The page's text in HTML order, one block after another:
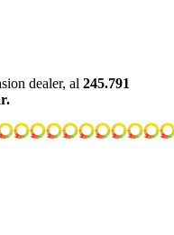
dealer, al 245.791